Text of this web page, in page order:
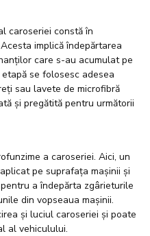
caroseriei constă în
implică îndepărtarea
care s-au acumulat pe
se folosesc adesea
sau lavete de microfibră
și pregătită pentru următorii
a caroseriei. Aici, un
pe suprafața mașinii și
a îndepărta zgârieturile
din vopseaua mașinii.
și luciul caroseriei și poate
al vehiculului.